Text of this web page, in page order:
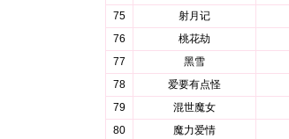
75
射月记
76
桃花劫
77
黑雪
78
爱要有点怪
79
混世魔女
80
魔力爱情